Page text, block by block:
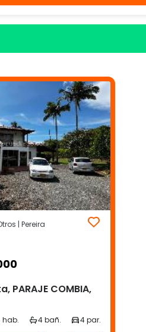
| Pereira
PARAJE COMBIA,